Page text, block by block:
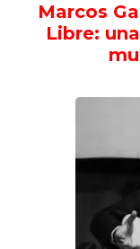
Marcos
Libre: